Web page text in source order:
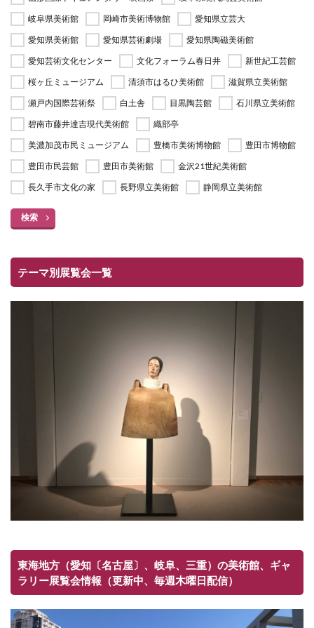
岐阜県美術館
岡崎市美術博物館
愛知県立芸大
愛知県美術館
愛知県芸術劇場
愛知県陶磁美術館
愛知芸術文化センター
文化フォーラム春日井
新世紀工芸館
桜ヶ丘ミュージアム
清須市はるひ美術館
滋賀県立美術館
瀬戸内国際芸術祭
白土舎 目黒陶芸館
石川県立美術館
碧南市藤井達吉現代美術館
織部亭
美濃加茂市民ミュージアム
豊橋市美術博物館
豊田市博物館
豊田市民芸館
豊田市美術館
金沢21世紀美術館
長久手市文化の家
長野県立美術館 静岡県立美術館
検索
テーマ別展覧会一覧
東海地方（愛知〔名古屋〕、岐阜、三重）の美術館、ギャ
ラリー展覧会情報（更新中、毎週木曜日配信）